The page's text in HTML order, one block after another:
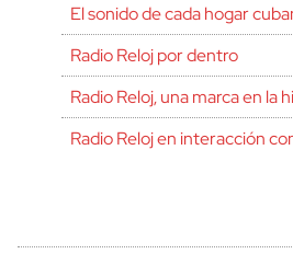
El sonido de cada hogar
Radio Reloj por dentro
Radio Reloj, una marca en la
Radio Reloj en interacción